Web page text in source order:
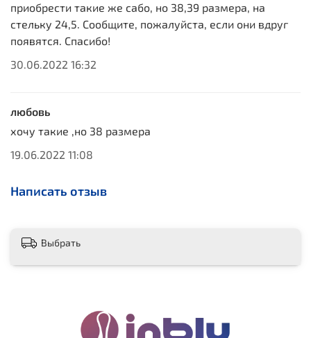
приобрести такие же сабо, но 38,39 размера, на
стельку 24,5. Сообщите, пожалуйста, если они вдруг
появятся. Спасибо!
30.06.2022 16:32
любовь
хочу такие ,но 38 размера
19.06.2022 11:08
Написать отзыв
Выбрать